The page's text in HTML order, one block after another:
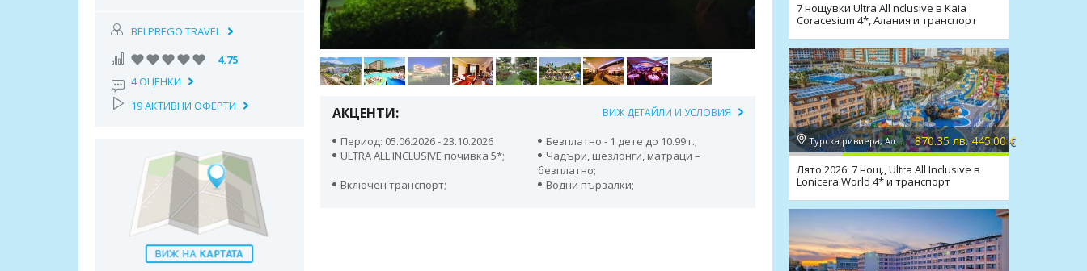
АКЦЕНТИ: ВИЖ ДЕТАЙЛИ И УСЛОВИЯ
Период: 05.06.2026 - 23.10.2026
Безплатно - 1 дете до 10.99 г.;
ULTRA ALL INCLUSIVE почивка 5*;
Чадъри, шезлонги, матраци –
безплатно;
Включен транспорт;
Водни пързалки;
BELPREGO TRAVEL
4.75
4 ОЦЕНКИ
19 АКТИВНИ ОФЕРТИ
7 нощувки Ultra All nclusive в Kaia
Coracesium 4*, Алания и транспорт
Турска ривиера, Алания 870.35 лв. 445.00 €
Лято 2026: 7 нощ., Ultra All Inclusive в
Lonicera World 4* и транспорт